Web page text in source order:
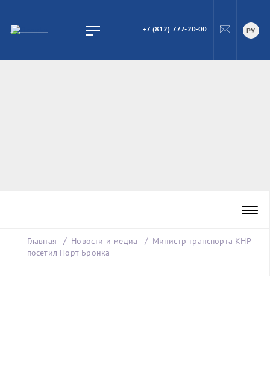
ПОИСК
+7 (812) 777-20-00 РУ
Главная Новости и медиа
Министр транспорта КНР
посетил Порт Бронка